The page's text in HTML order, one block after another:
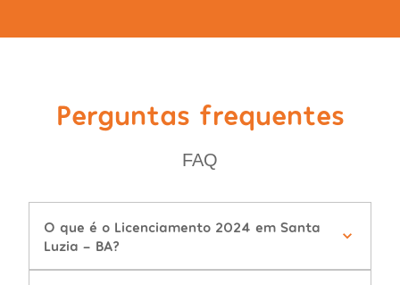
Perguntas frequentes
FAQ
O que é o Licenciamento 2024 em Santa
Luzia - BA?